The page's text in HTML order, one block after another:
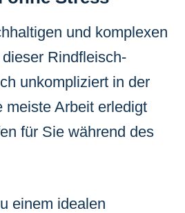
und komplexen
Rindfleisch-
unkompliziert in der
meiste Arbeit erledigt
für Sie während des
einem idealen